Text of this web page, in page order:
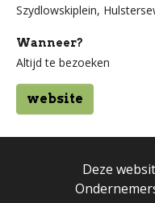
Szydlowskiplein,
Wanneer?
Altijd te bezoeken
website
Deze